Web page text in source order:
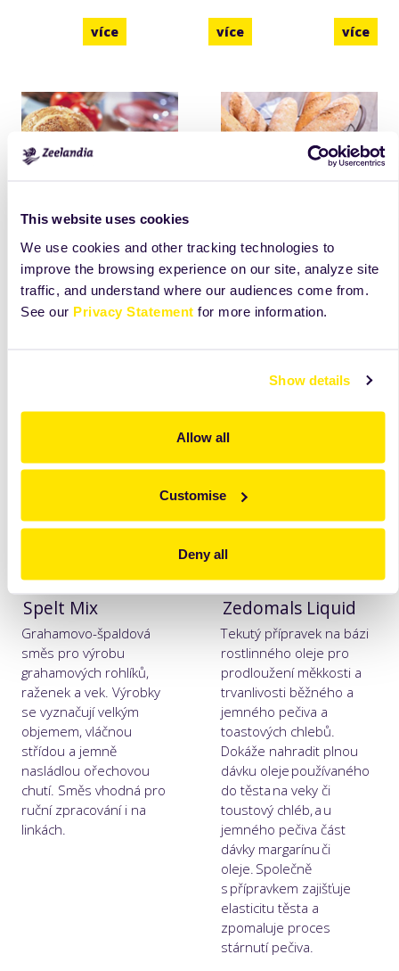
This website uses cookies
We use cookies and other tracking technologies to
improve the browsing experience on our site, analyze site
traffic, and understand where our audiences come from.
See our Privacy Statement for more information.
Show details
Allow all
Customise
Deny all
více více více
Premiumback M
Přípravek na běžné
pečivo, důraz na objem
pečiva, zpracovatelnost
těsta a dobrou
více
Přípravek pro výrobu
běžného a jemného
pečiva. Lepší vlastnosti
při zpracování, dobrý
více
Spelt Mix
Grahamovo-špaldová
směs pro výrobu
grahamových rohlíků,
raženek a vek. Výrobky
se vyznačují velkým
objemem, vláčnou
střídou a jemně
nasládlou ořechovou
chutí. Směs vhodná pro
ruční zpracování i na
linkách.
Zedomals Liquid
Tekutý přípravek na bázi
rostlinného oleje pro
prodloužení měkkosti a
trvanlivosti běžného a
jemného pečiva a
toastových chlebů.
Dokáže nahradit plnou
dávku oleje používaného
do těsta na veky či
toustový chléb, a u
jemného pečiva část
dávky margarínu či
oleje. Společně
s přípravkem zajišťuje
elasticitu těsta a
zpomaluje proces
stárnutí pečiva.